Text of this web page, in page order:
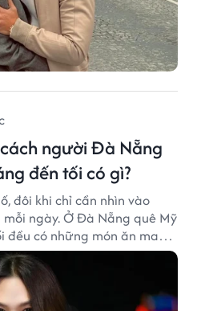
người Đà Nẵng
đến tối có gì?
đôi khi chỉ cần nhìn vào
ngày. Ở Đà Nẵng quê Mỹ
đều có những món ăn mang